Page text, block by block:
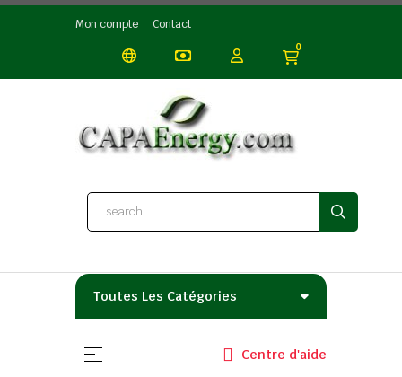
Mon compte Contact
0
Toutes Les Catégories
Basculer la navigation
☰ Centre d'aide